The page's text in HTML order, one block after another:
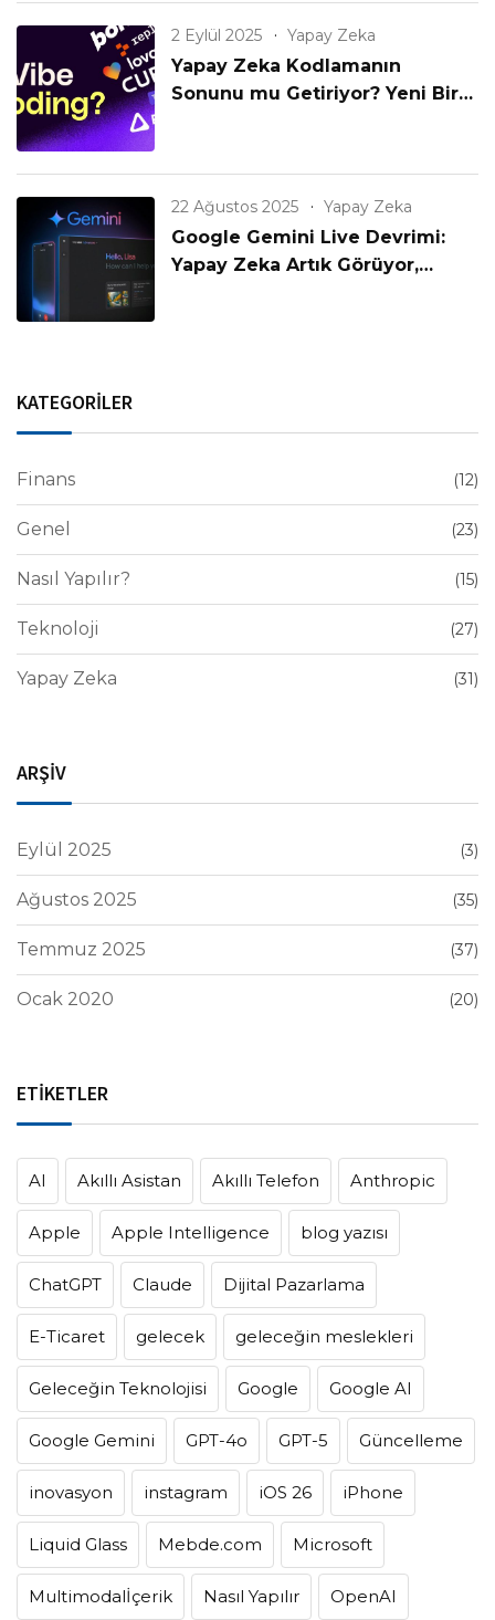
2 Eylül 2025 Yapay Zeka
Yapay Zeka Kodlamanın
Sonunu mu Getiriyor? Yeni Bir
22 Ağustos 2025 Yapay Zeka
Google Gemini Live Devrimi:
Yapay Zeka Artık Görüyor,
KATEGORİLER
Finans (12)
Genel (23)
Nasıl Yapılır? (15)
Teknoloji (27)
Yapay Zeka (31)
ARŞİV
Eylül 2025 (3)
Ağustos 2025 (35)
Temmuz 2025 (37)
Ocak 2020 (20)
ETİKETLER
AI Akıllı Asistan Akıllı Telefon Anthropic
Apple Apple Intelligence blog yazısı
ChatGPT Claude Dijital Pazarlama
E-Ticaret gelecek geleceğin meslekleri
Geleceğin Teknolojisi Google Google AI
Google Gemini GPT-4o GPT-5 Güncelleme
inovasyon instagram iOS 26 iPhone
Liquid Glass Mebde.com Microsoft
Multimodalİçerik Nasıl Yapılır OpenAI